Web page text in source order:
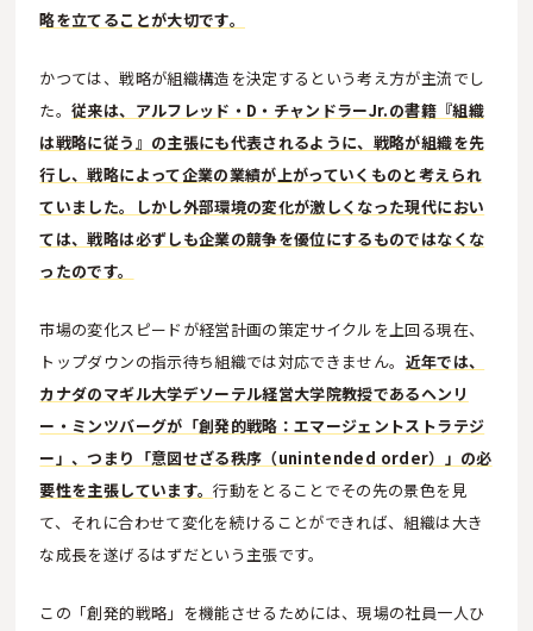
略を立てることが大切です。
かつては、戦略が組織構造を決定するという考え方が主流でし
た。従来は、アルフレッド・D・チャンドラーJr.の書籍『組織
は戦略に従う』の主張にも代表されるように、戦略が組織を先
行し、戦略によって企業の業績が上がっていくものと考えられ
ていました。しかし外部環境の変化が激しくなった現代におい
ては、戦略は必ずしも企業の競争を優位にするものではなくな
ったのです。
市場の変化スピードが経営計画の策定サイクルを上回る現在、
トップダウンの指示待ち組織では対応できません。 近年では、
カナダのマギル大学デソーテル経営大学院教授であるヘンリ
ー・ミンツバーグが「創発的戦略：エマージェントストラテジ
ー」、つまり「意図せざる秩序（unintended order）」の必
要性を主張しています。行動をとることでその先の景色を見
て、それに合わせて変化を続けることができれば、組織は大き
な成長を遂げるはずだという主張です。
この「創発的戦略」を機能させるためには、現場の社員一人ひ